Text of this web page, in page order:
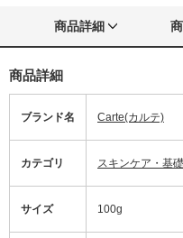
商品詳細
商品詳細
ブランド名 Carte(カルテ)
カテゴリ スキンケア・基
サイズ 100g